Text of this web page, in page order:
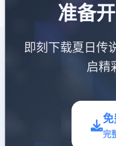
准备
即刻下载夏日传
启精
免
完